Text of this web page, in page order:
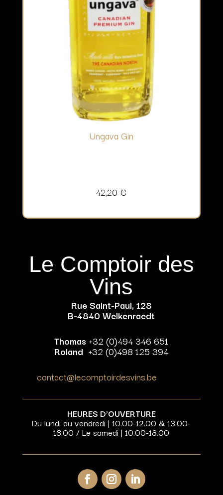
Ungava Gin
42,20 €
Le Comptoir des
Vins
Rue Saint-Paul, 128
B-4840 Welkenraedt
Thomas +32 (0)494 346 651
Roland +32 (0)498 125 394
contact@lecomptoirdesvins.be
HEURES D’OUVERTURE
Du lundi au vendredi | 10.00-12.00 & 13.00-
18.00 / Le samedi | 10.00-18.00